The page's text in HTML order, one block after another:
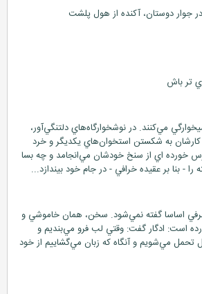
دوستان، آكنده از هول پلشت
باش
مي‌كنند. در نوشخوارگاه‌هاي دلتنگي‌آور،
به شكستن استخوان‌هاي يكديگر و خرد
خورده اي از سنخ خودشان مي‌انجامد و چه بسا
- بنا بر عقيده خرافي - در جام خود بيندازد...
اساسا گفته نمي‌شود. سخن، همان خاموشي و
است: ادگار گفت: وقتي لب فرو مي‌بنديم و
مي‌شويم و آنگاه كه زبان مي‌گشاييم از خود